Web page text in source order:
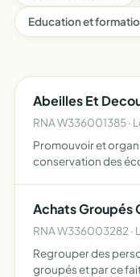
Education et
Abeilles Et
RNA W336001385 ·
Promouvoir et
conservation des
éc…
Achats Groupés
RNA W336003282 ·
Regrouper des
groupés et par ce